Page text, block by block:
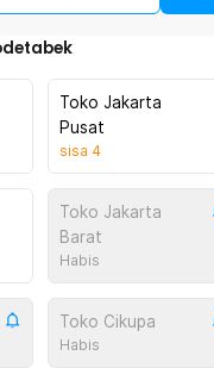
Toko Jakarta
Pusat
sisa 4
Toko Jakarta
Barat
Habis
Toko Cikupa
Habis